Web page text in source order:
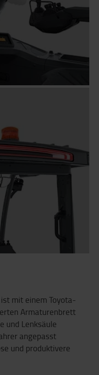
mit einem Toyota-
Armaturenbrett
und Lenksäule
angepasst
und produktivere